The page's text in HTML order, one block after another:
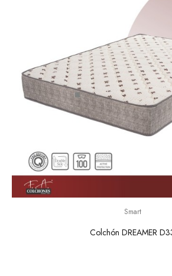
Smart
Colchón DREAMER